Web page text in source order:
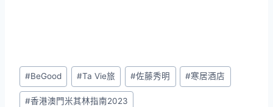
Post
Tags:
#BeGood #Ta Vie旅 #佐藤秀明 #寒居酒店
#香港澳門米其林指南2023